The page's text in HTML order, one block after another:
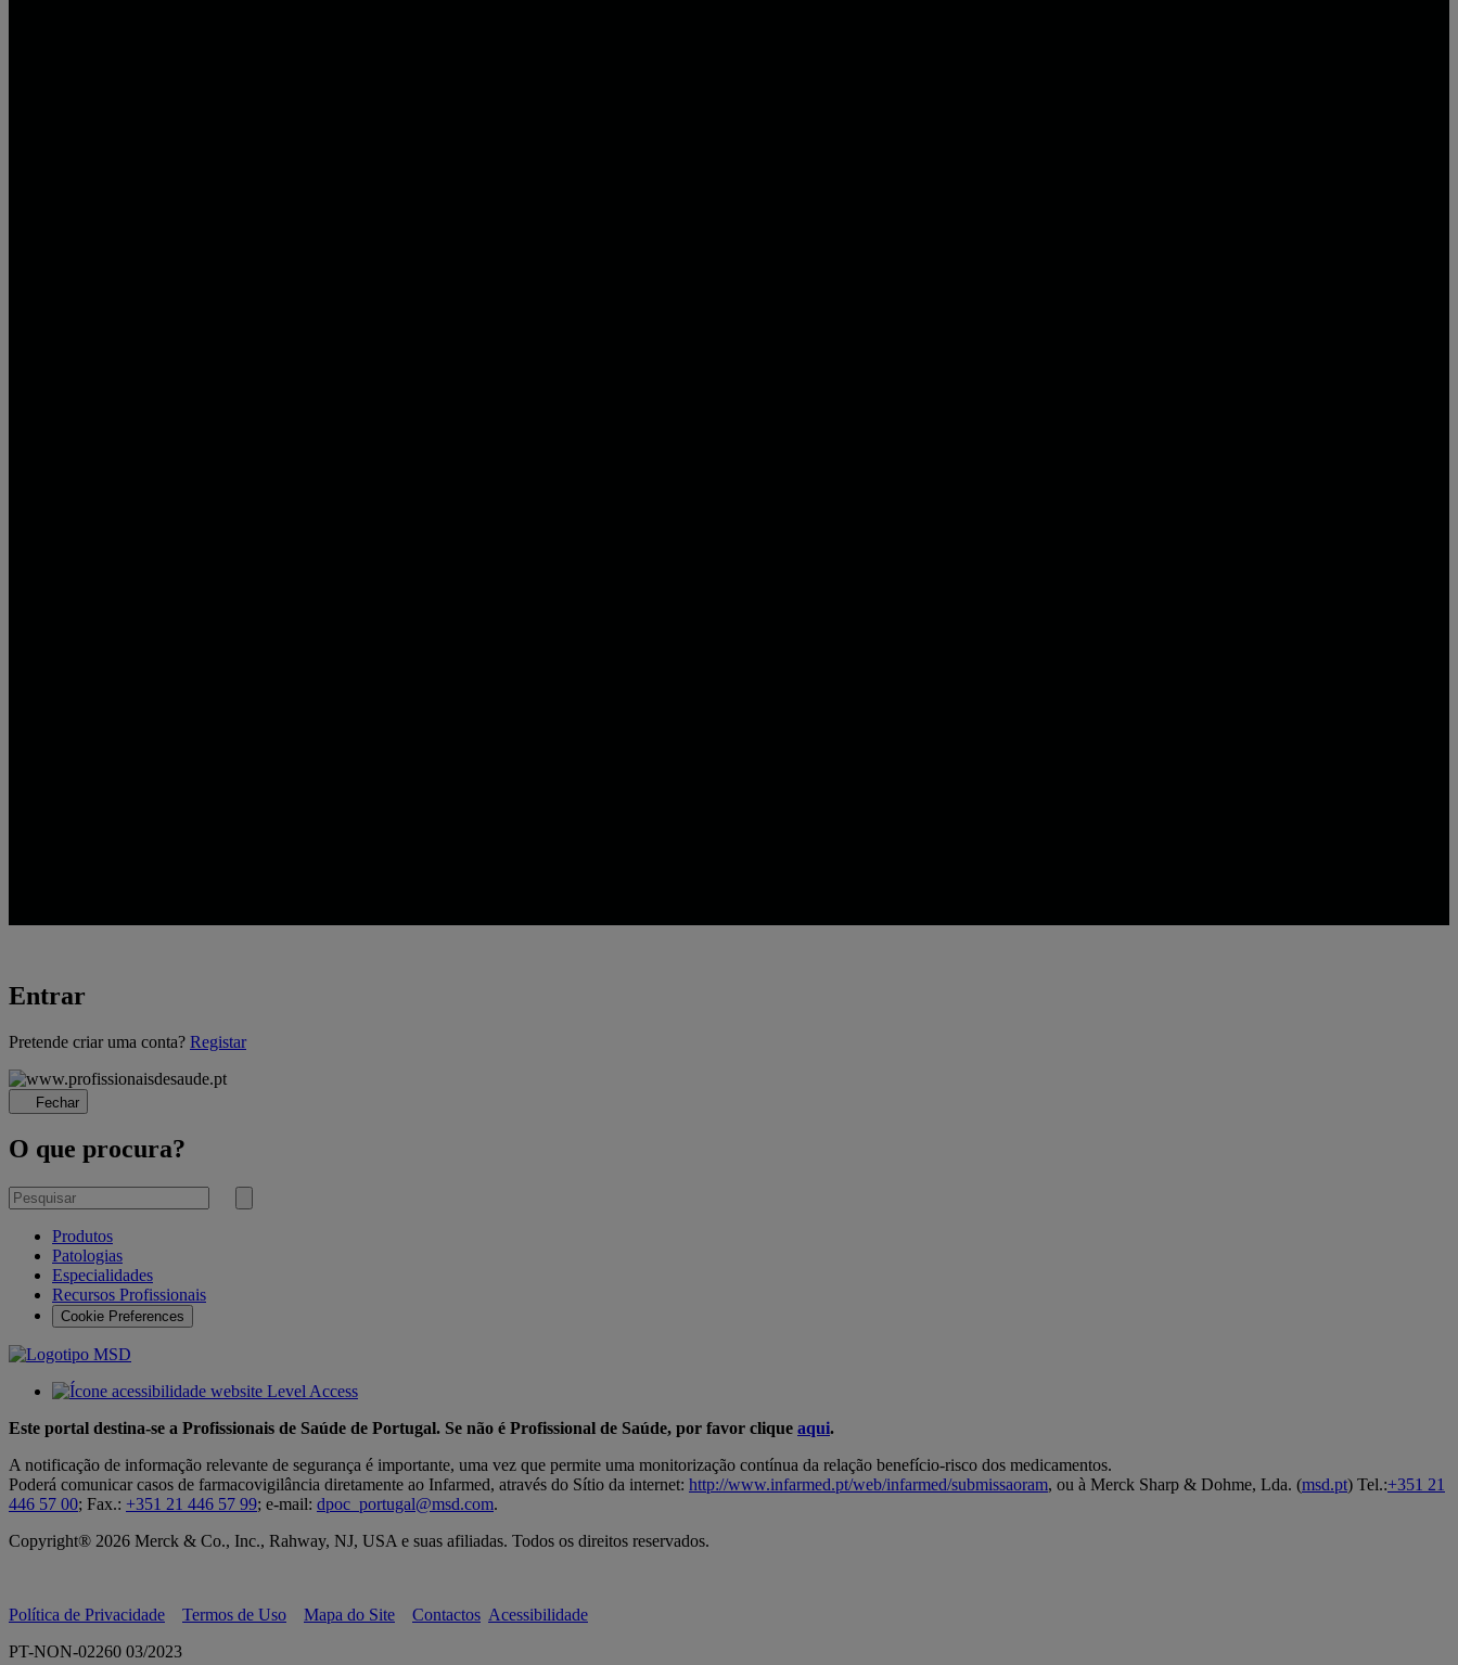
Entrar
A
Pretende criar uma conta? Registar
Fechar
O que procura?
Pesquisar
por
Submeter
Produtos
Patologias
Especialidades
Recursos Profissionais
Cookie Preferences
Este portal destina-se a Profissionais de Saúde de Portugal. Se não é Profissional de Saúde, por favor clique aqui.
A notificação de informação relevante de segurança é importante, uma vez que permite uma monitorização contínua da relação benefício-risco dos medicamentos.
Poderá comunicar casos de farmacovigilância diretamente ao Infarmed, através do Sítio da internet: http://www.infarmed.pt/web/infarmed/submissaoram, ou à Merck Sharp & Dohme, Lda. (msd.pt) Tel.:+351 21
446 57 00; Fax.: +351 21 446 57 99; e-mail: dpoc_portugal@msd.com.
Copyright® 2026 Merck & Co., Inc., Rahway, NJ, USA e suas afiliadas. Todos os direitos reservados.
Política de Privacidade Termos de Uso Mapa do Site Contactos Acessibilidade
PT-NON-02260 03/2023